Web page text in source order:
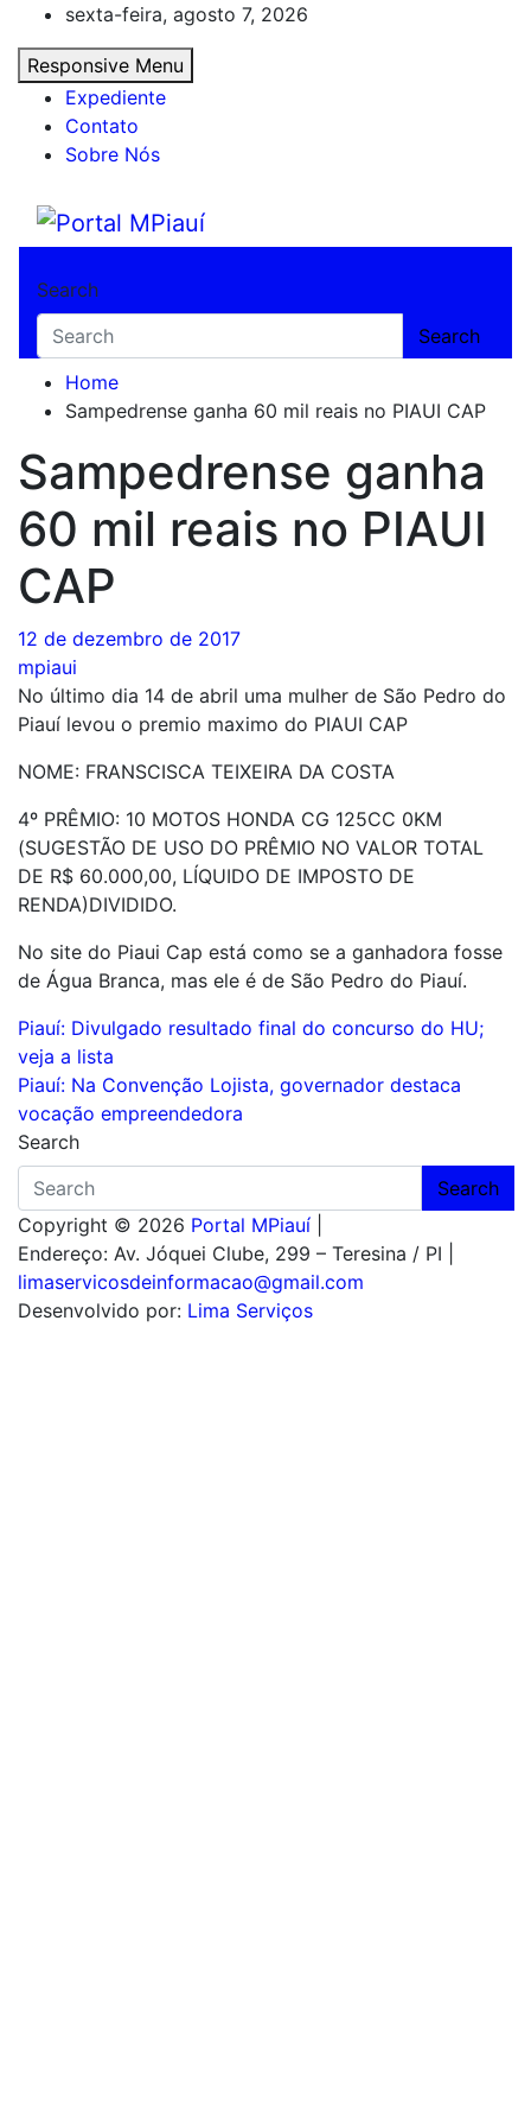
content
sexta-feira, agosto 7, 2026
Responsive Menu
Expediente
Contato
Sobre Nós
Portal MPiauí
Search
Search
Home
Sampedrense ganha 60 mil reais no PIAUI CAP
Sampedrense ganha
60 mil reais no PIAUI
CAP
12 de dezembro de 2017
mpiaui
No último dia 14 de abril uma mulher de São Pedro do
Piauí levou o premio maximo do PIAUI CAP
NOME: FRANSCISCA TEIXEIRA DA COSTA
4º PRÊMIO: 10 MOTOS HONDA CG 125CC 0KM
(SUGESTÃO DE USO DO PRÊMIO NO VALOR TOTAL
DE R$ 60.000,00, LÍQUIDO DE IMPOSTO DE
RENDA)DIVIDIDO.
No site do Piaui Cap está como se a ganhadora fosse
de Água Branca, mas ele é de São Pedro do Piauí.
Navegação
de
Post
Piauí: Divulgado resultado final do concurso do HU;
veja a lista
Piauí: Na Convenção Lojista, governador destaca
vocação empreendedora
Search
Search
Copyright © 2026 Portal MPiauí
Endereço: Av. Jóquei Clube, 299 – Teresina / PI
limaservicosdeinformacao@gmail.com
Desenvolvido por: Lima Serviços